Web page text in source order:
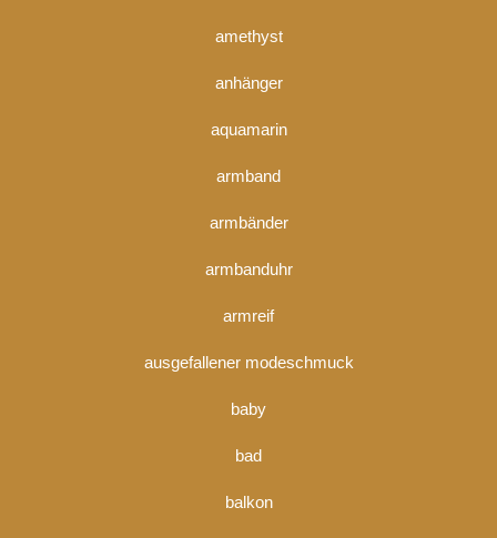
amethyst
anhänger
aquamarin
armband
armbänder
armbanduhr
armreif
ausgefallener modeschmuck
baby
bad
balkon